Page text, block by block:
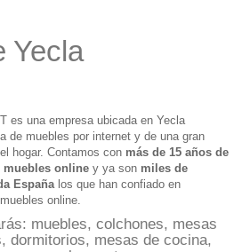
Yecla
es una empresa ubicada en Yecla
de muebles por internet y de una gran
hogar. Contamos con más de 15 años de
muebles online y ya son miles de
España los que han confiado en
online.
muebles, colchones, mesas
dormitorios, mesas de cocina,